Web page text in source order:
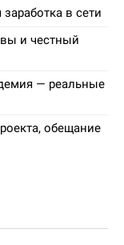
в сети
и честный
— реальные
обещание